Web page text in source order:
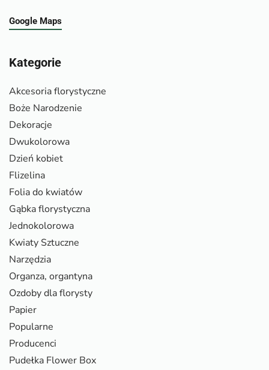
Google Maps
Kategorie
Akcesoria florystyczne
Boże Narodzenie
Dekoracje
Dwukolorowa
Dzień kobiet
Flizelina
Folia do kwiatów
Gąbka florystyczna
Jednokolorowa
Kwiaty Sztuczne
Narzędzia
Organza, organtyna
Ozdoby dla florysty
Papier
Popularne
Producenci
Pudełka Flower Box